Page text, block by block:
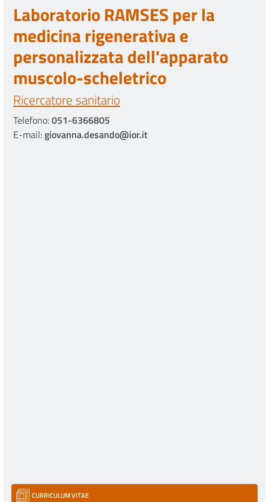
Laboratorio RAMSES per la
medicina rigenerativa e
personalizzata dell'apparato
muscolo-scheletrico
Ricercatore sanitario
Telefono:051-6366805
E-mail:giovanna.desando@ior.it
CURRICULUM VITAE